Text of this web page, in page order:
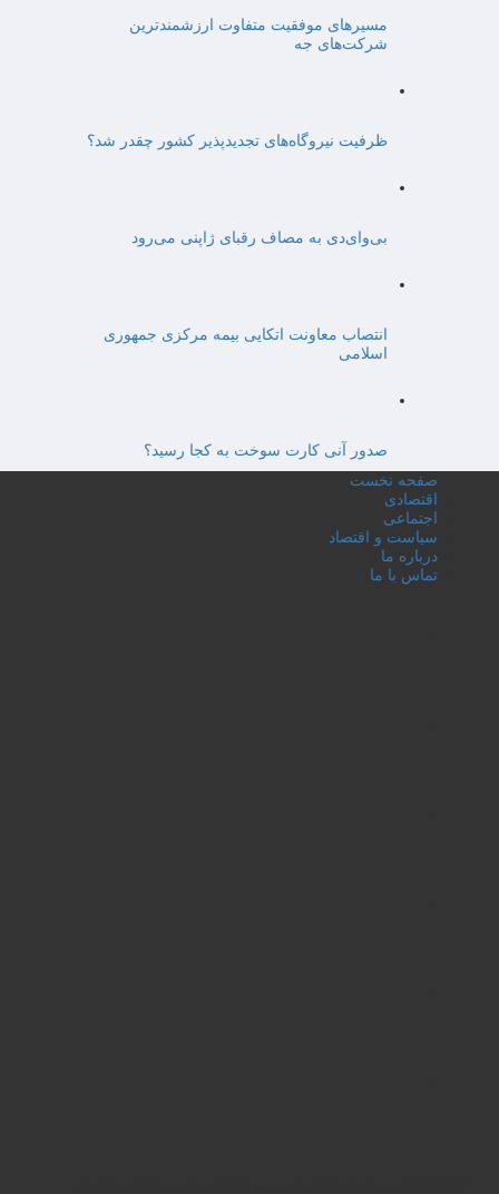
مسیرهای موفقیت متفاوت ارزشمندترین
شرکت‌های جه
ظرفیت نیروگاه‌های تجدیدپذیر کشور چقدر شد؟
بی‌وای‌دی به مصاف رقبای ژاپنی می‌رود
انتصاب معاونت اتکایی بیمه مرکزی جمهوری
اسلامی
صدور آنی کارت سوخت به کجا رسید؟
صفحه نخست
اقتصادی
اجتماعی
سیاست و اقتصاد
درباره ما
تماس با ما